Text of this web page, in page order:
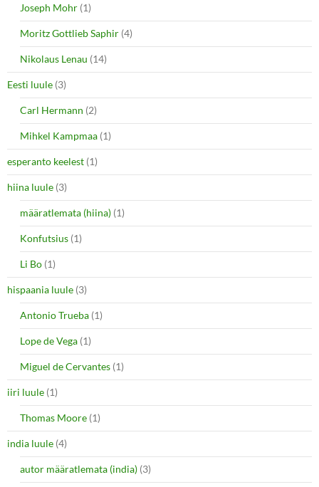
Joseph Mohr (1)
Moritz Gottlieb Saphir (4)
Nikolaus Lenau (14)
Eesti luule (3)
Carl Hermann (2)
Mihkel Kampmaa (1)
esperanto keelest (1)
hiina luule (3)
määratlemata (hiina) (1)
Konfutsius (1)
Li Bo (1)
hispaania luule (3)
Antonio Trueba (1)
Lope de Vega (1)
Miguel de Cervantes (1)
iiri luule (1)
Thomas Moore (1)
india luule (4)
autor määratlemata (india) (3)